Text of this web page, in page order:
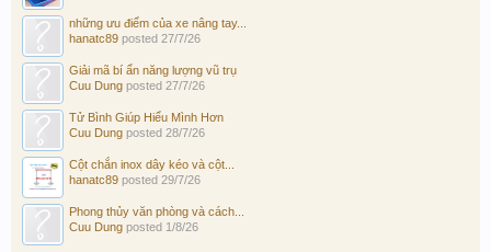
những ưu điểm của xe nâng tay...
hanatc89 posted 27/7/26
Giải mã bí ẩn năng lượng vũ trụ
Cuu Dung posted 27/7/26
Tử Bình Giúp Hiểu Mình Hơn
Cuu Dung posted 28/7/26
Cột chắn inox dây kéo và cột...
hanatc89 posted 29/7/26
Phong thủy văn phòng và cách...
Cuu Dung posted 1/8/26